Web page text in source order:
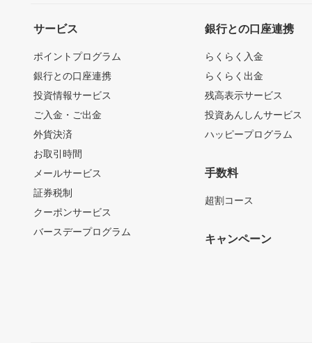
サービス
ポイントプログラム
銀行との口座連携
投資情報サービス
ご入金・ご出金
外貨決済
お取引時間
メールサービス
証券税制
クーポンサービス
バースデープログラム
銀行との口座連携
らくらく入金
らくらく出金
残高表示サービス
投資あんしんサービス
ハッピープログラム
手数料
超割コース
キャンペーン